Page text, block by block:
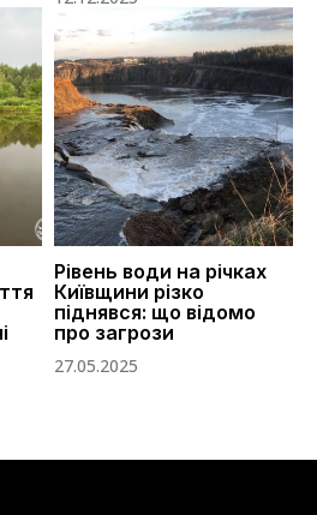
Рівень води на річках
Київщини різко
піднявся: що відомо
про загрози
27.05.2025